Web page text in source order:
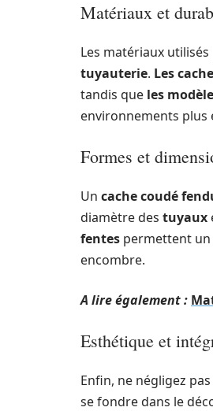
Matériaux et
Les matériaux
tuyauterie. Les
tandis que les
environnements plus
Formes et
Un cache coudé
diamètre des tuyaux
fentes permettent un
encombre.
A lire également :
Esthétique et
Enfin, ne négligez
se fondre dans le